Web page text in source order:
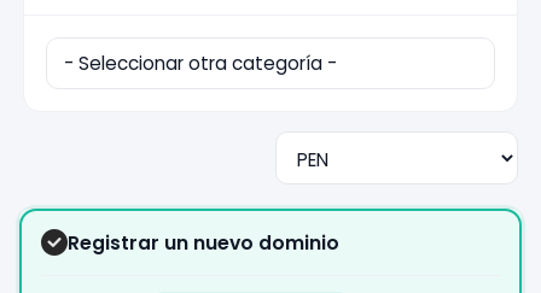
Registrar un nuevo dominio